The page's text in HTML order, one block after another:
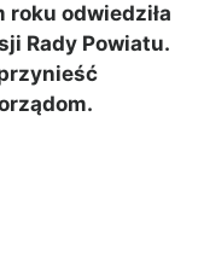
odwiedziła
Rady Powiatu.